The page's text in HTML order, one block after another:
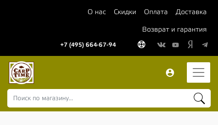
О нас Скидки Оплата Доставка
Возврат и гарантия
+7 (495) 664-67-94